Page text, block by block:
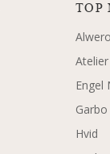
TOP
Alwero
Engel
Hvid